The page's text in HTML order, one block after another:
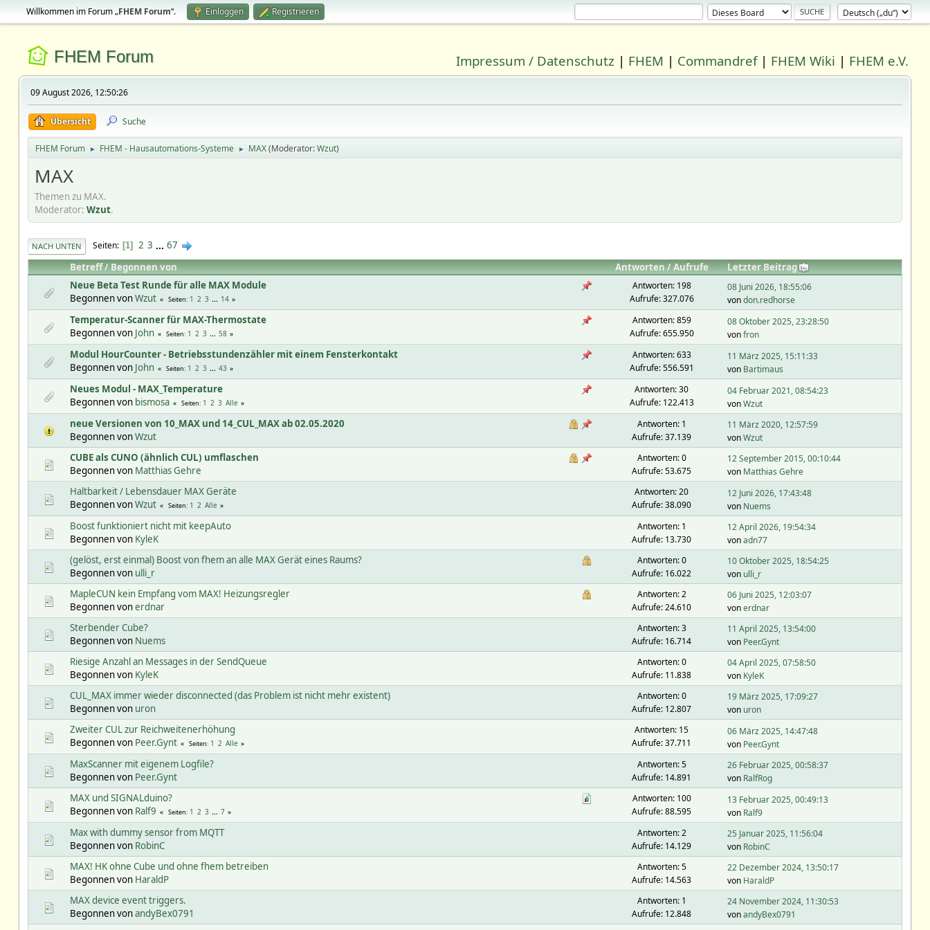
Willkommen im Forum „FHEM Forum“. Einloggen Registrieren
FHEM Forum Impressum / Datenschutz | FHEM | Commandref| FHEM Wiki | FHEM e.V.
09 August 2026, 12:50:26
Übersicht Suche
FHEM Forum ► FHEM - Hausautomations-Systeme ► MAX(Moderator:Wzut)
MAX
Themen zu MAX.
Moderator: Wzut.
NACH UNTEN Seiten 1 2 3 ... 67
Betreff/Begonnen von Antworten/Aufrufe
Letzter Beitrag
Neue Beta Test Runde für alle MAX Module
Begonnen vonWzut Seiten 1 2 3 ... 14
Antworten: 198
Aufrufe: 327.076
08 Juni 2026, 18:55:06
vondon.redhorse
Temperatur-Scanner für MAX-Thermostate
Begonnen von John Seiten 1 2 3 ... 58
Antworten: 859
Aufrufe: 655.950
08 Oktober 2025, 23:28:50
vonfron
Modul HourCounter - Betriebsstundenzähler mit einem Fensterkontakt
Begonnen von John Seiten 1 2 3 ... 43
Antworten: 633
Aufrufe: 556.591
11 März 2025, 15:11:33
von Bartimaus
Neues Modul - MAX_Temperature
Begonnen von bismosa Seiten 1 2 3 Alle
Antworten: 30
Aufrufe: 122.413
04 Februar 2021, 08:54:23
vonWzut
neue Versionen von 10_MAX und 14_CUL_MAX ab 02.05.2020
Begonnen vonWzut
Antworten: 1
Aufrufe: 37.139
11 März 2020, 12:57:59
vonWzut
CUBE als CUNO (ähnlich CUL) umflaschen
Begonnen von Matthias Gehre
Antworten: 0
Aufrufe: 53.675
12 September 2015, 00:10:44
von Matthias Gehre
Haltbarkeit / Lebensdauer MAX Geräte
Begonnen vonWzut Seiten 1 2 Alle
Antworten: 20
Aufrufe: 38.090
12 Juni 2026, 17:43:48
von Nuems
Boost funktioniert nicht mit keepAuto
Begonnen von KyleK
Antworten: 1
Aufrufe: 13.730
12 April 2026, 19:54:34
vonadn77
(gelöst, erst einmal) Boost von fhem an alle MAX Gerät eines Raums?
Begonnen von ulli_r
Antworten: 0
Aufrufe: 16.022
10 Oktober 2025, 18:54:25
von ulli_r
MapleCUN kein Empfang vom MAX! Heizungsregler
Begonnen vonerdnar
Antworten: 2
Aufrufe: 24.610
06 Juni 2025, 12:03:07
vonerdnar
Sterbender Cube?
Begonnen von Nuems
Antworten: 3
Aufrufe: 16.714
11 April 2025, 13:54:00
von Peer.Gynt
Riesige Anzahl an Messages in der SendQueue
Begonnen von KyleK
Antworten: 0
Aufrufe: 11.838
04 April 2025, 07:58:50
von KyleK
CUL_MAX immer wieder disconnected (das Problem ist nicht mehr existent)
Begonnen von uron
Antworten: 0
Aufrufe: 12.807
19 März 2025, 17:09:27
von uron
Zweiter CUL zur Reichweitenerhöhung
Begonnen von Peer.Gynt Seiten 1 2 Alle
Antworten: 15
Aufrufe: 37.711
06 März 2025, 14:47:48
von Peer.Gynt
MaxScanner mit eigenem Logfile?
Begonnen von Peer.Gynt
Antworten: 5
Aufrufe: 14.891
26 Februar 2025, 00:58:37
von RalfRog
MAX und SIGNALduino?
Begonnen von Ralf9 Seiten 1 2 3 ... 7
Antworten: 100
Aufrufe: 88.595
13 Februar 2025, 00:49:13
von Ralf9
Max with dummy sensor from MQTT
Begonnen von RobinC
Antworten: 2
Aufrufe: 14.129
25 Januar 2025, 11:56:04
von RobinC
MAX! HK ohne Cube und ohne fhem betreiben
Begonnen von HaraldP
Antworten: 5
Aufrufe: 14.563
22 Dezember 2024, 13:50:17
von HaraldP
MAX device event triggers.
Begonnen vonandyBex0791
Antworten: 1
Aufrufe: 12.848
24 November 2024, 11:30:53
vonandyBex0791